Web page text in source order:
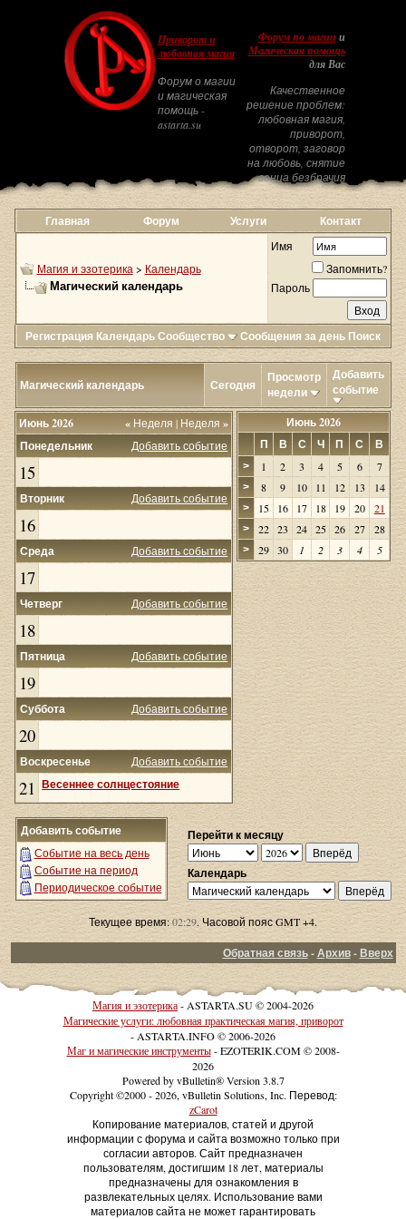
Приворот и
любовная магия
Форум о магии
и магическая
помощь -
astarta.su
Форум по магиии
Магическая помощь
для Вас
Качественное
решение проблем:
любовная магия,
приворот,
отворот, заговор
на любовь, снятие
венца безбрачия
Главная Форум Услуги Контакт
Магия и эзотерика > Календарь
Магический календарь
Имя
Запомнить?
Пароль
Регистрация КалендарьСообщество Сообщения за день Поиск
Магический календарь Сегодня
Просмотр
недели
Добавить
событие
« Неделя | Неделя»
Июнь 2026
Добавить событие
Понедельник
15
Добавить событие
Вторник
16
Добавить событие
Среда
17
Добавить событие
Четверг
18
Добавить событие
Пятница
19
Добавить событие
Суббота
20
Добавить событие
Воскресенье
21 Весеннее солнцестояние
Июнь 2026
П
В С Ч П С В
> 1 2 3 4 5 6 7
> 8 9 10 11 12 13 14
> 15 16 17 18 19 20 21
> 22 23 24 25 26 27 28
> 29 30 1 2 3 4 5
Добавить событие
Событие на весь день
Событие на период
Периодическое событие
Перейти к месяцу
Календарь
Текущее время:02:29. Часовой пояс GMT +4.
Обратная связь-Архив-Вверх
Магия и эзотерика- ASTARTA.SU © 2004-2026
Магические услуги: любовная практическая магия, приворот
- ASTARTA.INFO © 2006-2026
Маг и магические инструменты- EZOTERIK.COM © 2008-
2026
Powered by vBulletin® Version 3.8.7
Copyright ©2000 - 2026, vBulletin Solutions, Inc. Перевод:
zCarot
Копирование материалов, статей и другой
информации с форума и сайта возможно только при
согласии авторов. Сайт предназначен
пользователям, достигшим 18 лет, материалы
предназначены для ознакомления в
развлекательных целях. Использование вами
материалов сайта не может гарантировать